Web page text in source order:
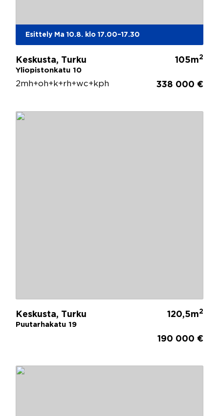
Esittely Ma 10.8. klo 17.00–17.30
Keskusta, Turku
Yliopistonkatu 10
105m2
2mh+oh+k+rh+wc+kph 338 000 €
Keskusta, Turku
Puutarhakatu 19
120,5m2
190 000 €